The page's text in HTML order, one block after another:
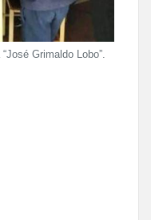
Grimaldo Lobo”.